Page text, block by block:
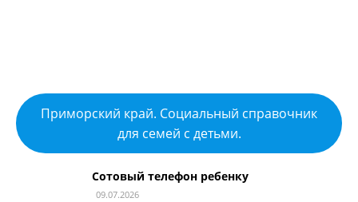
Приморский край. Социальный справочник
для семей с детьми.
Сотовый телефон ребенку
09.07.2026